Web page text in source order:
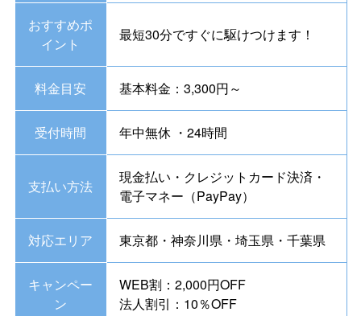
おすすめポ
イント
最短30分ですぐに駆けつけます！
料金目安 基本料金：3,300円～
受付時間 年中無休 ・24時間
支払い方法
現金払い・クレジットカード決済・
電子マネー（PayPay）
対応エリア 東京都・神奈川県・埼玉県・千葉県
キャンペー
ン
WEB割：2,000円OFF
法人割引：10％OFF